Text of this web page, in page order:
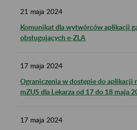
21 maja 2024
Komunikat dla wytwórców aplikacji
obsługujących e-ZLA
17 maja 2024
Ograniczenia w dostępie do aplikacji
mZUS dla Lekarza od 17 do 18 maja
17 maja 2024